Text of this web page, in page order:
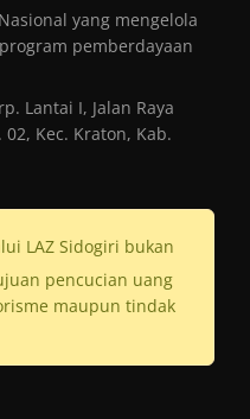
yang mengelola
pemberdayaan
Lantai I, Jalan Raya
02, Kec. Kraton, Kab.
LAZ Sidogiri bukan
pencucian uang
maupun tindak